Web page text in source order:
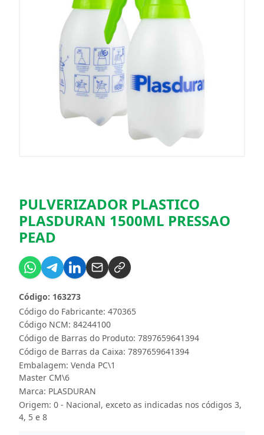
PULVERIZADOR PLASTICO
PLASDURAN 1500ML PRESSAO
PEAD
Código do Fabricante: 470365
Código: 163273
Código NCM: 84244100
Código de Barras do Produto: 7897659641394
Código de Barras da Caixa: 7897659641394
Embalagem: Venda PC\1
Master CM\6
Marca: PLASDURAN
Origem: 0 - Nacional, exceto as indicadas nos códigos 3,
4, 5 e 8